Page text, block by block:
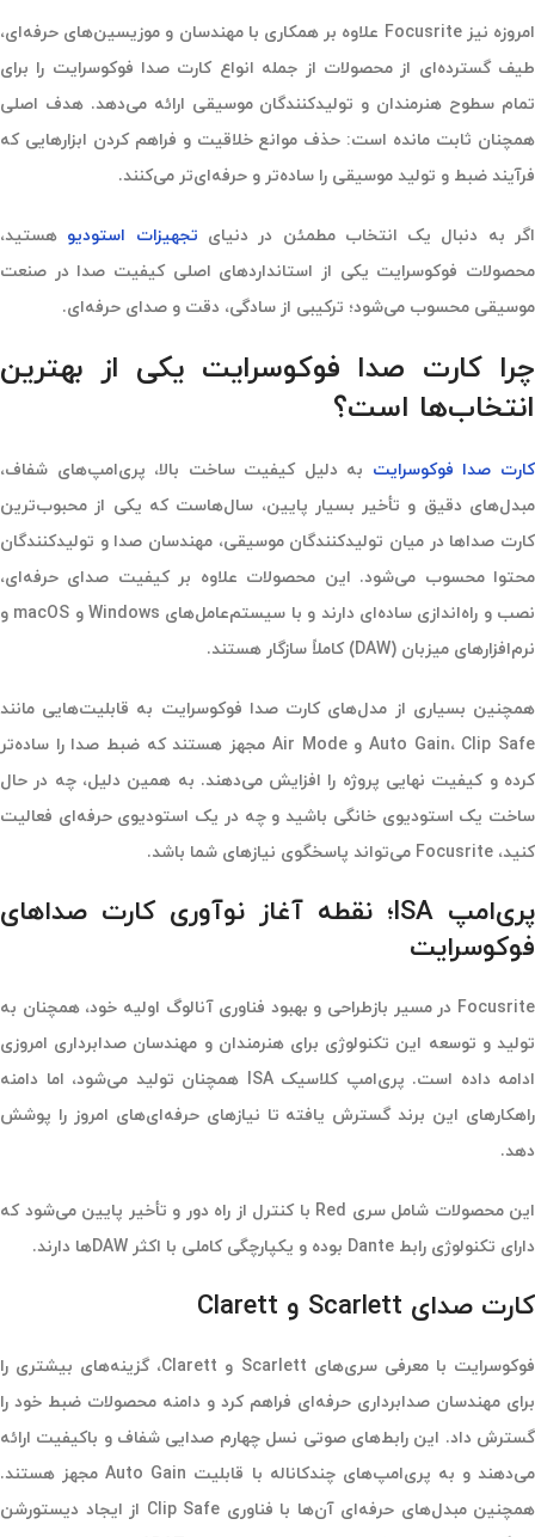
امروزه نیز Focusrite علاوه بر همکاری با مهندسان و موزیسین‌های حرفه‌ای،
طیف گسترده‌ای از محصولات از جمله انواع کارت صدا فوکوسرایت را برای
تمام سطوح هنرمندان و تولیدکنندگان موسیقی ارائه می‌دهد. هدف اصلی
همچنان ثابت مانده است: حذف موانع خلاقیت و فراهم کردن ابزارهایی که
فرآیند ضبط و تولید موسیقی را ساده‌تر و حرفه‌ای‌تر می‌کنند.
اگر به دنبال یک انتخاب مطمئن در دنیای تجهیزات استودیو هستید،
محصولات فوکوسرایت یکی از استانداردهای اصلی کیفیت صدا در صنعت
موسیقی محسوب می‌شود؛ ترکیبی از سادگی، دقت و صدای حرفه‌ای.
چرا کارت صدا فوکوسرایت یکی از بهترین
انتخاب‌ها است؟
کارت صدا فوکوسرایت به دلیل کیفیت ساخت بالا، پری‌امپ‌های شفاف،
مبدل‌های دقیق و تأخیر بسیار پایین، سال‌هاست که یکی از محبوب‌ترین
کارت صداها در میان تولیدکنندگان موسیقی، مهندسان صدا و تولیدکنندگان
محتوا محسوب می‌شود. این محصولات علاوه بر کیفیت صدای حرفه‌ای،
نصب و راه‌اندازی ساده‌ای دارند و با سیستم‌عامل‌های Windows و macOS و
نرم‌افزارهای میزبان (DAW) کاملاً سازگار هستند.
همچنین بسیاری از مدل‌های کارت صدا فوکوسرایت به قابلیت‌هایی مانند
Auto Gain، Clip Safe و Air Mode مجهز هستند که ضبط صدا را ساده‌تر
کرده و کیفیت نهایی پروژه را افزایش می‌دهند. به همین دلیل، چه در حال
ساخت یک استودیوی خانگی باشید و چه در یک استودیوی حرفه‌ای فعالیت
کنید، Focusrite می‌تواند پاسخگوی نیازهای شما باشد.
پری‌امپ ISA؛ نقطه آغاز نوآوری کارت صداهای
فوکوسرایت
Focusrite در مسیر بازطراحی و بهبود فناوری آنالوگ اولیه خود، همچنان به
تولید و توسعه این تکنولوژی برای هنرمندان و مهندسان صدابرداری امروزی
ادامه داده است. پری‌امپ کلاسیک ISA همچنان تولید می‌شود، اما دامنه
راهکارهای این برند گسترش یافته تا نیازهای حرفه‌ای‌های امروز را پوشش
دهد.
این محصولات شامل سری Red با کنترل از راه دور و تأخیر پایین می‌شود که
دارای تکنولوژی رابط Dante بوده و یکپارچگی کاملی با اکثر DAWها دارند.
کارت صدای Scarlett و Clarett
فوکوسرایت با معرفی سری‌های Scarlett و Clarett، گزینه‌های بیشتری را
برای مهندسان صدابرداری حرفه‌ای فراهم کرد و دامنه محصولات ضبط خود را
گسترش داد. این رابط‌های صوتی نسل چهارم صدایی شفاف و باکیفیت ارائه
می‌دهند و به پری‌امپ‌های چندکاناله با قابلیت Auto Gain مجهز هستند.
همچنین مبدل‌های حرفه‌ای آن‌ها با فناوری Clip Safe از ایجاد دیستورشن